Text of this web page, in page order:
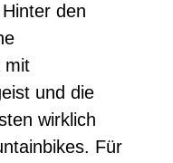
den
mit
und die
wirklich
Für